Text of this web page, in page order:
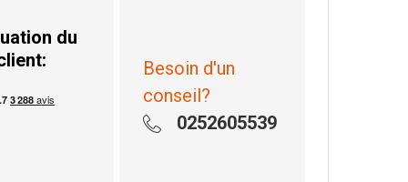
du
Besoin d'un
conseil?
0252605539